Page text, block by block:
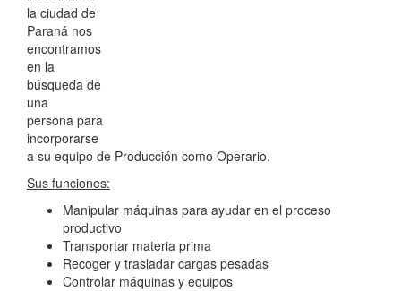
la ciudad de
Paraná nos
encontramos
en la
búsqueda de
una
persona para
incorporarse
a su equipo de Producción como Operario.
Sus funciones:
Manipular máquinas para ayudar en el proceso
productivo
Transportar materia prima
Recoger y trasladar cargas pesadas
Controlar máquinas y equipos